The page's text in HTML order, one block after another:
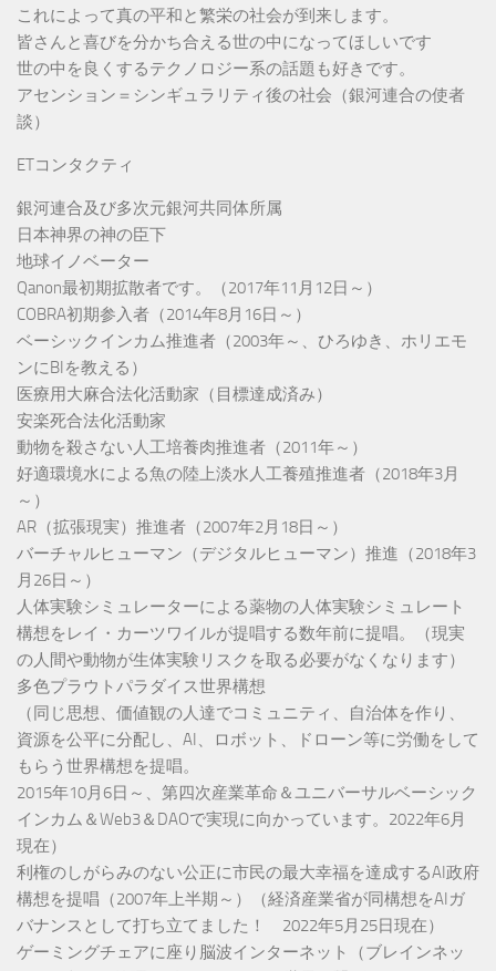
これによって真の平和と繁栄の社会が到来します。
皆さんと喜びを分かち合える世の中になってほしいです
世の中を良くするテクノロジー系の話題も好きです。
アセンション＝シンギュラリティ後の社会（銀河連合の使者
談）
ETコンタクティ
銀河連合及び多次元銀河共同体所属
日本神界の神の臣下
地球イノベーター
Qanon最初期拡散者です。（2017年11月12日～）
COBRA初期参入者（2014年8月16日～）
ベーシックインカム推進者（2003年～、ひろゆき、ホリエモ
ンにBIを教える）
医療用大麻合法化活動家（目標達成済み）
安楽死合法化活動家
動物を殺さない人工培養肉推進者（2011年～）
好適環境水による魚の陸上淡水人工養殖推進者（2018年3月
～）
AR（拡張現実）推進者（2007年2月18日～）
バーチャルヒューマン（デジタルヒューマン）推進（2018年3
月26日～）
人体実験シミュレーターによる薬物の人体実験シミュレート
構想をレイ・カーツワイルが提唱する数年前に提唱。（現実
の人間や動物が生体実験リスクを取る必要がなくなります）
多色プラウトパラダイス世界構想
（同じ思想、価値観の人達でコミュニティ、自治体を作り、
資源を公平に分配し、AI、ロボット、ドローン等に労働をして
もらう世界構想を提唱。
2015年10月6日～、第四次産業革命＆ユニバーサルベーシック
インカム＆Web3＆DAOで実現に向かっています。2022年6月
現在）
利権のしがらみのない公正に市民の最大幸福を達成するAI政府
構想を提唱（2007年上半期～）（経済産業省が同構想をAIガ
バナンスとして打ち立てました！ 2022年5月25日現在）
ゲーミングチェアに座り脳波インターネット（ブレインネッ